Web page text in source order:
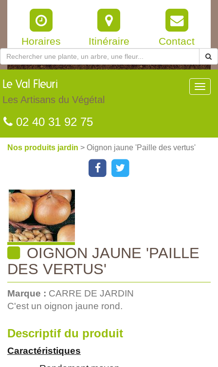
Horaires Itinéraire Contact
Le Val Fleuri
Les Artisans du Végétal
02 40 31 92 75
Nos produits jardin > Oignon jaune 'Paille des vertus'
OIGNON JAUNE 'PAILLE
DES VERTUS'
Marque : CARRE DE JARDIN
C'est un oignon jaune rond.
Descriptif du produit
Caractéristiques